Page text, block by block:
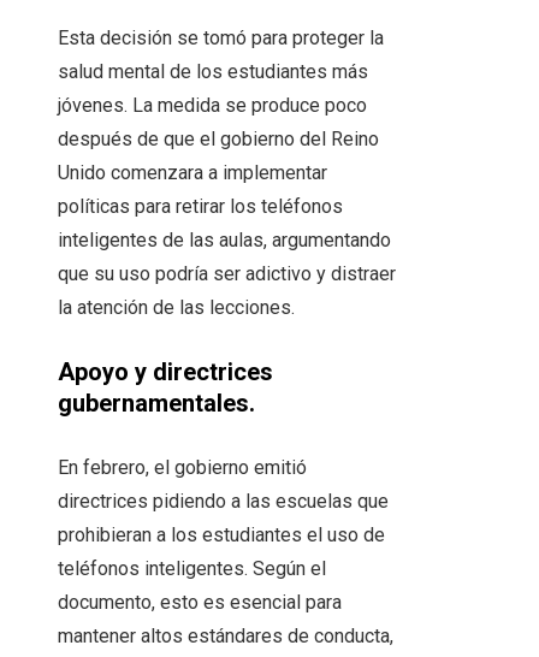
Esta decisión se tomó para proteger la
salud mental de los estudiantes más
jóvenes. La medida se produce poco
después de que el gobierno del Reino
Unido comenzara a implementar
políticas para retirar los teléfonos
inteligentes de las aulas, argumentando
que su uso podría ser adictivo y distraer
la atención de las lecciones.
Apoyo y directrices
gubernamentales.
En febrero, el gobierno emitió
directrices pidiendo a las escuelas que
prohibieran a los estudiantes el uso de
teléfonos inteligentes. Según el
documento, esto es esencial para
mantener altos estándares de conducta,